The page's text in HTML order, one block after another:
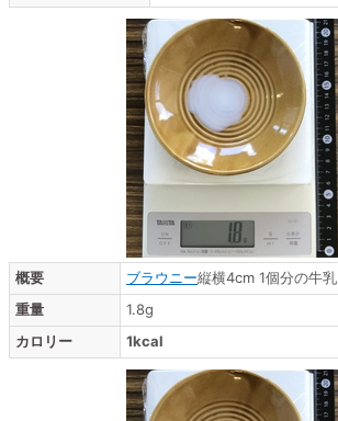
概要 ブラウニー縦横4cm 1個分の牛乳
重量
1.8g
カロリー
1kcal